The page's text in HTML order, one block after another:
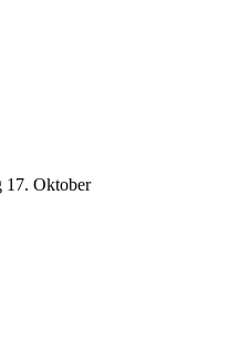
17. Oktober